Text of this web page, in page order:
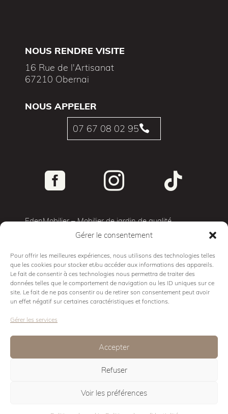
Gérer le consentement
Pour offrir les meilleures expériences, nous utilisons des technologies telles
que les cookies pour stocker et/ou accéder aux informations des appareils.
Le fait de consentir à ces technologies nous permettra de traiter des
données telles que le comportement de navigation ou les ID uniques sur ce
site. Le fait de ne pas consentir ou de retirer son consentement peut avoir
un effet négatif sur certaines caractéristiques et fonctions.
Gérer les services
Accepter
Refuser
Voir les préférences
NOUS RENDRE VISITE
16 Rue de l'Artisanat
67210 Obernai
NOUS APPELER

07 67 08 02 95
  
EdenMobilier – Mobilier de jardin de qualité
Mobilier d’exterieur
Cuisine d’exterieur
Mobilier Pro
Showroom
Politique de cookies